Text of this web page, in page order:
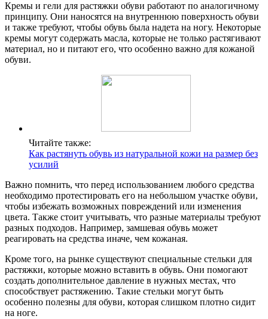
Кремы и гели для растяжки обуви работают по аналогичному
принципу. Они наносятся на внутреннюю поверхность обуви
и также требуют, чтобы обувь была надета на ногу. Некоторые
кремы могут содержать масла, которые не только растягивают
материал, но и питают его, что особенно важно для кожаной
обуви.
Читайте также:
Как растянуть обувь из натуральной кожи на размер без
усилий
Важно помнить, что перед использованием любого средства
необходимо протестировать его на небольшом участке обуви,
чтобы избежать возможных повреждений или изменения
цвета. Также стоит учитывать, что разные материалы требуют
разных подходов. Например, замшевая обувь может
реагировать на средства иначе, чем кожаная.
Кроме того, на рынке существуют специальные стельки для
растяжки, которые можно вставить в обувь. Они помогают
создать дополнительное давление в нужных местах, что
способствует растяжению. Такие стельки могут быть
особенно полезны для обуви, которая слишком плотно сидит
на ноге.